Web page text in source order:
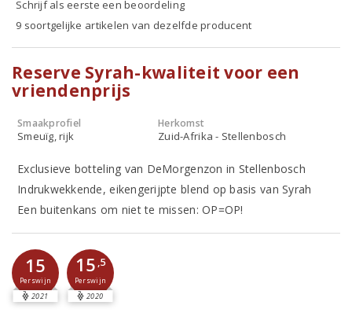
Schrijf als eerste een beoordeling
9 soortgelijke artikelen van dezelfde producent
Reserve Syrah-kwaliteit voor een
vriendenprijs
Smaakprofiel
Smeuïg, rijk
Herkomst
Zuid-Afrika - Stellenbosch
Exclusieve botteling van DeMorgenzon in Stellenbosch
Indrukwekkende, eikengerijpte blend op basis van Syrah
Een buitenkans om niet te missen: OP=OP!
15
Perswijn
2021
15 ,5
Perswijn
2020